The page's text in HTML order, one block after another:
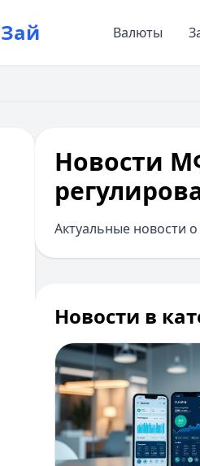
Зай Валюты
Новости
Актуальные новости
Новости в